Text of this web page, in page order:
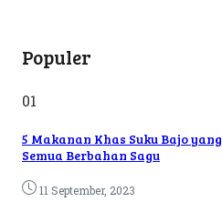
Populer
01
5 Makanan Khas Suku Bajo
Semua Berbahan Sagu
11 September, 2023